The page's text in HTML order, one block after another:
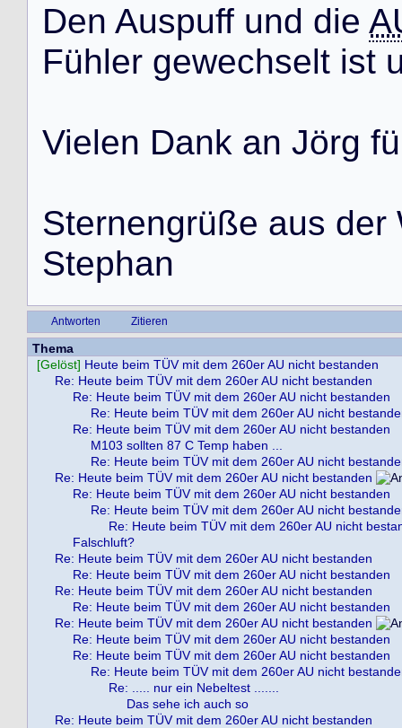
Den Auspuff und die
Fühler gewechselt ist
Vielen Dank an Jörg fü
Sternengrüße aus der
Stephan
Antworten Zitieren
Thema
[Gelöst] Heute beim TÜV mit dem 260er AU nicht bestanden
Re: Heute beim TÜV mit dem 260er AU nicht bestanden
Re: Heute beim TÜV mit dem 260er AU nicht bestanden
Re: Heute beim TÜV mit dem 260er AU nicht
Re: Heute beim TÜV mit dem 260er AU nicht bestanden
M103 sollten 87 C Temp haben ...
Re: Heute beim TÜV mit dem 260er AU nicht
Re: Heute beim TÜV mit dem 260er AU nicht bestanden
Re: Heute beim TÜV mit dem 260er AU nicht bestanden
Re: Heute beim TÜV mit dem 260er AU nicht
Re: Heute beim TÜV mit dem 260er AU nicht
Falschluft?
Re: Heute beim TÜV mit dem 260er AU nicht bestanden
Re: Heute beim TÜV mit dem 260er AU nicht bestanden
Re: Heute beim TÜV mit dem 260er AU nicht bestanden
Re: Heute beim TÜV mit dem 260er AU nicht bestanden
Re: Heute beim TÜV mit dem 260er AU nicht bestanden
Re: Heute beim TÜV mit dem 260er AU nicht bestanden
Re: Heute beim TÜV mit dem 260er AU nicht bestanden
Re: Heute beim TÜV mit dem 260er AU nicht
Re: ..... nur ein Nebeltest .......
Das sehe ich auch so
Re: Heute beim TÜV mit dem 260er AU nicht bestanden